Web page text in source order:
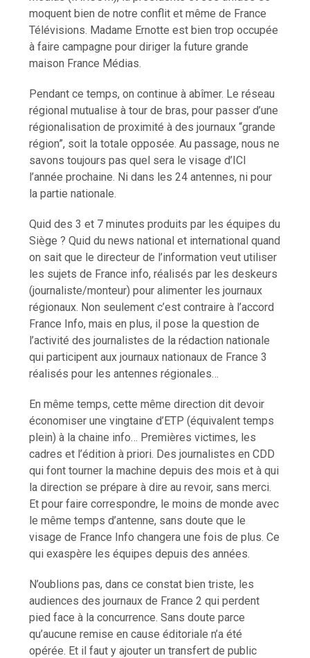
moquent bien de notre conflit et même de France
Télévisions. Madame Ernotte est bien trop occupée
à faire campagne pour diriger la future grande
maison France Médias.
Pendant ce temps, on continue à abîmer. Le réseau
régional mutualise à tour de bras, pour passer d’une
régionalisation de proximité à des journaux “grande
région”, soit la totale opposée. Au passage, nous ne
savons toujours pas quel sera le visage d’ICI
l’année prochaine. Ni dans les 24 antennes, ni pour
la partie nationale.
Quid des 3 et 7 minutes produits par les équipes du
Siège ? Quid du news national et international quand
on sait que le directeur de l’information veut utiliser
les sujets de France info, réalisés par les deskeurs
(journaliste/monteur) pour alimenter les journaux
régionaux. Non seulement c’est contraire à l’accord
France Info, mais en plus, il pose la question de
l’activité des journalistes de la rédaction nationale
qui participent aux journaux nationaux de France 3
réalisés pour les antennes régionales…
En même temps, cette même direction dit devoir
économiser une vingtaine d’ETP (équivalent temps
plein) à la chaine info… Premières victimes, les
cadres et l’édition à priori. Des journalistes en CDD
qui font tourner la machine depuis des mois et à qui
la direction se prépare à dire au revoir, sans merci.
Et pour faire correspondre, le moins de monde avec
le même temps d’antenne, sans doute que le
visage de France Info changera une fois de plus. Ce
qui exaspère les équipes depuis des années.
N’oublions pas, dans ce constat bien triste, les
audiences des journaux de France 2 qui perdent
pied face à la concurrence. Sans doute parce
qu’aucune remise en cause éditoriale n’a été
opérée. Et il faut y ajouter un transfert de public